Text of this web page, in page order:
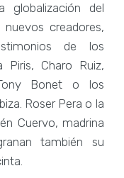
globalización del
creadores,
de los
Piris, Charo Ruiz,
Bonet o los
Roser Pera o la
Cuervo, madrina
también su